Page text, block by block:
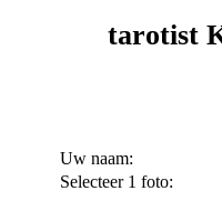
tarotist
Uw naam:
Selecteer 1 foto: